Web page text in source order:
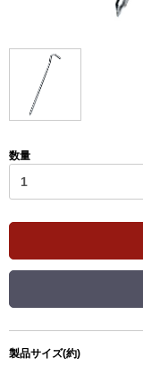
数量
製品サイズ(約)